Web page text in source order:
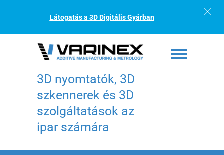
Látogatás a 3D Digitális Gyárban
3D nyomtatók, 3D
szkennerek és 3D
szolgáltatások az
ipar számára